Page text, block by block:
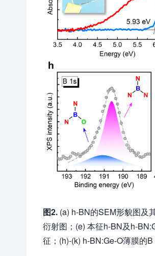
图2. (a) h-BN的SEM形貌图及
衍射图；(e) 本征h-BN及h-
征；(h)-(k) h-BN:Ge-O薄膜的